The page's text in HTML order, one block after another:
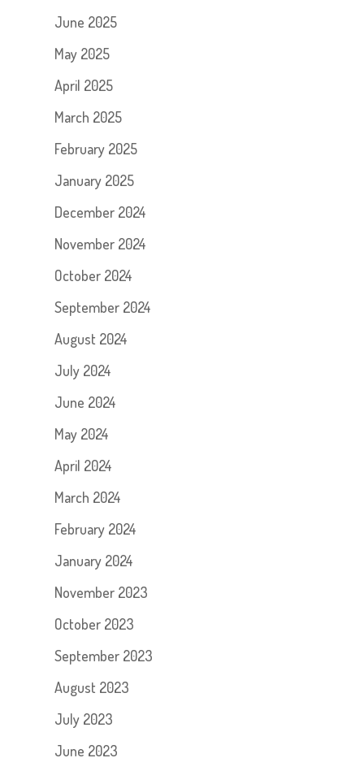
June 2025
May 2025
April 2025
March 2025
February 2025
January 2025
December 2024
November 2024
October 2024
September 2024
August 2024
July 2024
June 2024
May 2024
April 2024
March 2024
February 2024
January 2024
November 2023
October 2023
September 2023
August 2023
July 2023
June 2023